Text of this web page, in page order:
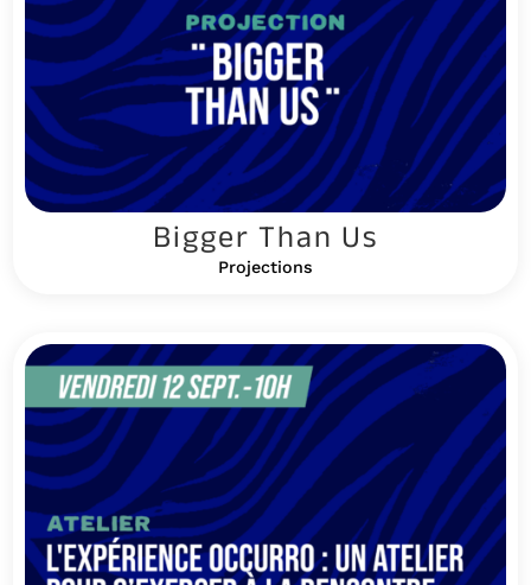
Bigger Than Us
Projections